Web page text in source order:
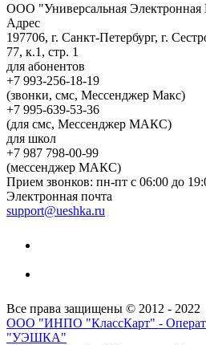
ООО "Универсальная Электронная
Адрес
197706, г. Санкт-Петербург, г.
77, к.1, стр. 1
для абонентов
+7 993-256-18-19
(звонки, смс, Мессенджер Макс)
+7 995-639-53-36
(для смс, Мессенджер МАКС)
для школ
+7 987 798-00-99
(мессенджер МАКС)
Прием звонков: пн-пт с 06:00 до
Электронная почта
support@ueshka.ru
Все права защищены © 2012 - 2022
ООО "ИНПО "КлассКарт" -
"УЭШКА"